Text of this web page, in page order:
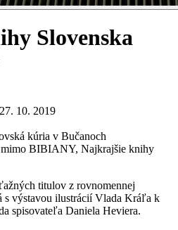
Slovenska
10. 2019
kúria v Bučanoch
BIBIANY, Najkrajšie knihy
titulov z rovnomennej
s výstavou ilustrácií Vlada Kráľa k
spisovateľa Daniela Heviera.